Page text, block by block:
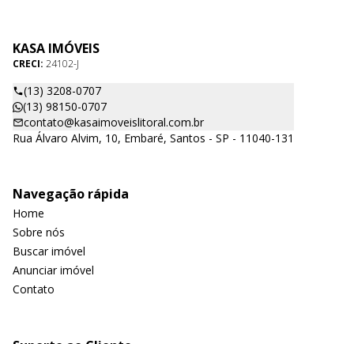
KASA IMÓVEIS
CRECI: 24102-J
(13) 3208-0707
(13) 98150-0707
contato@kasaimoveislitoral.com.br
Rua Álvaro Alvim, 10, Embaré, Santos - SP - 11040-131
Navegação rápida
Home
Sobre nós
Buscar imóvel
Anunciar imóvel
Contato